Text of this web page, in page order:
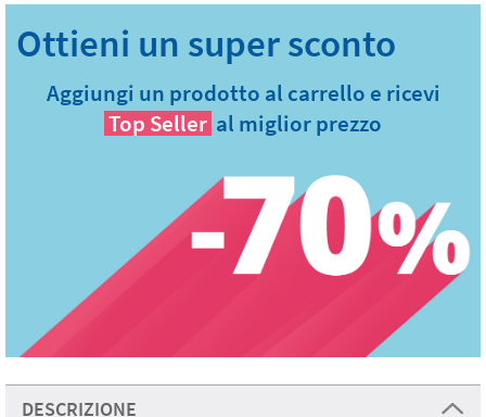
Aggiungi un prodotto al carrello e ricevi
Top Seller al miglior prezzo
DESCRIZIONE